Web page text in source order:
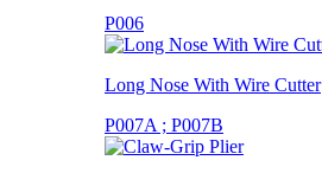
P006
Long Nose With Wire Cutter
P007A ; P007B